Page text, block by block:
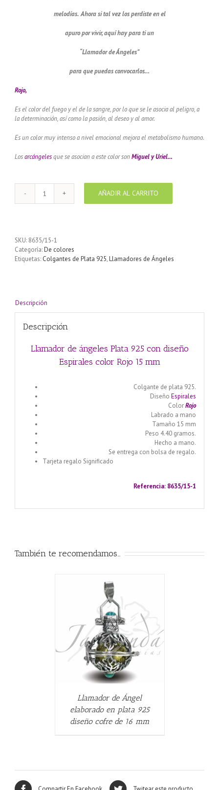
melodías. Ahora si tal vez los perdiste en el
apuro por vivir, aquí hay para ti un
“Llamador de Ángeles”
para que puedas convocarlos…
Rojo,
Es el color del fuego y el de la sangre, por lo que se le asocia al peligro, a
la determinación, así como la pasión, al deseo y al amor.
Es un color muy intenso a nivel emocional mejora el metabolismo humano.
Losarcángelesque se asocian a este color sonMiguel y Uriel…
Llamador
de
con
diseño
Espirales
AÑADIR AL CARRITO
SKU: 8635/15-1
Categoría:De colores
Etiquetas: Colgantes de Plata 925,Llamadores de Ángeles
Descripción
Descripción
Llamador de ángeles Plata 925 con diseño
Espirales color Rojo 15 mm
Colgante de plata 925.
DiseñoEspirales
ColorRojo
Labrado a mano
Tamaño 15 mm
Peso 4.40 gramos.
Hecho a mano.
Se entrega con bolsa de regalo.
Tarjeta regalo Significado
Referencia: 8635/15-1
También te recomendamos…
Llamador de Ángel
elaborado en plata 925
diseño cofre de 16 mm